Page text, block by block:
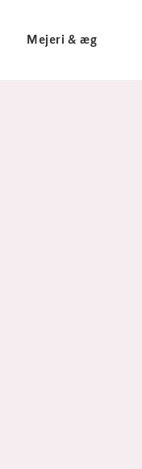
Mejeri & æg